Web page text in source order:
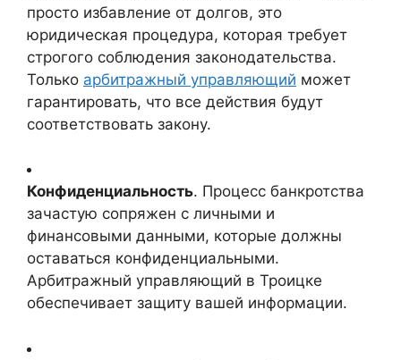
просто избавление от долгов, это
юридическая процедура, которая требует
строгого соблюдения законодательства.
Только арбитражный управляющий может
гарантировать, что все действия будут
соответствовать закону.
Конфиденциальность. Процесс банкротства
зачастую сопряжен с личными и
финансовыми данными, которые должны
оставаться конфиденциальными.
Арбитражный управляющий в Троицке
обеспечивает защиту вашей информации.